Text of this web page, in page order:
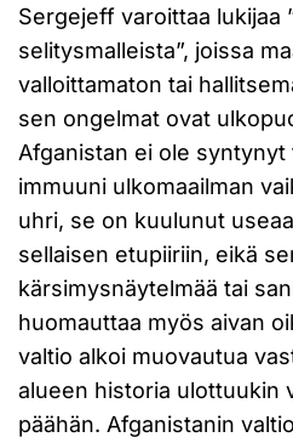
Sergejeff varoittaa lukijaa
selitysmalleista”, joissa
valloittamaton tai
sen ongelmat ovat
Afganistan ei ole
immuuni ulkomaailman
uhri, se on kuulunut
sellaisen etupiiriin, eikä
kärsimysnäytelmää tai
huomauttaa myös aivan
valtio alkoi muovautua
alueen historia ulottuukin
päähän. Afganistanin